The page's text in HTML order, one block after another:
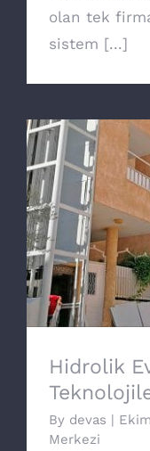
olan tek
sistem [...]
Hidrolik
Hidrolik
By devas |
Merkezi